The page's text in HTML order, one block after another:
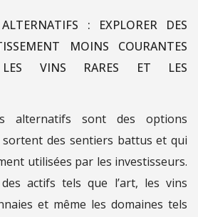
: EXPLORER DES
MOINS COURANTES
LES VINS RARES ET LES
alternatifs sont des options
sortent des sentiers battus et qui
utilisées par les investisseurs.
actifs tels que l’art, les vins
et même les domaines tels